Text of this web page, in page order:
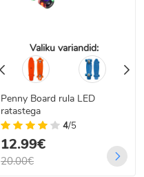
Valiku variandid:
Penny Board rula LED
ratastega
4/5
12.99€
20.00€